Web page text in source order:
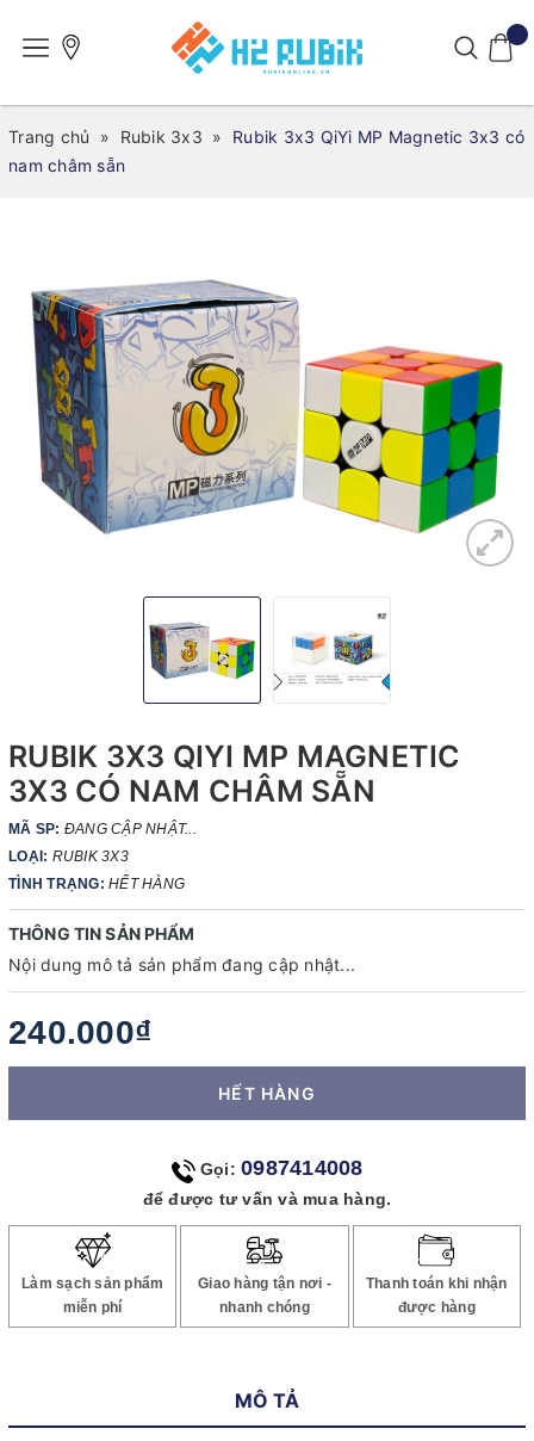
Trang chủ » Rubik 3x3 »
Rubik 3x3 QiYi MP Magnetic 3x3 có
nam châm sẵn
RUBIK 3X3 QIYI MP MAGNETIC
3X3 CÓ NAM CHÂM SẴN
MÃ SP: ĐANG CẬP NHẬT...
LOẠI: RUBIK 3X3
TÌNH TRẠNG: HẾT HÀNG
THÔNG TIN SẢN PHẨM
Nội dung mô tả sản phẩm đang cập nhật...
240.000₫
HẾT HÀNG
Gọi: 0987414008
để được tư vấn và mua hàng.
Làm sạch sản phẩm
miễn phí
Giao hàng tận nơi -
nhanh chóng
Thanh toán khi nhận
được hàng
MÔ TẢ